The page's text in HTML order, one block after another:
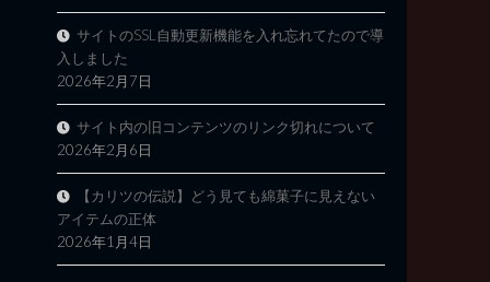
サイトのSSL自動更新機能を入れ忘れてたので導
入しました
2026年2月7日
サイト内の旧コンテンツのリンク切れについて
2026年2月6日
【カリツの伝説】どう見ても綿菓子に見えない
アイテムの正体
2026年1月4日